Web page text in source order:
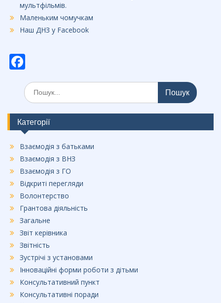
мультфільмів.
Маленьким чомучкам
Наш ДНЗ у Facebook
ac
e
b
o
o
k
Шукати:
Категорії
Взаємодія з батьками
Взаємодія з ВНЗ
Взаємодія з ГО
Відкриті перегляди
Волонтерство
Грантова діяльність
Загальне
Звіт керівника
Звітність
Зустрічі з установами
Інноваційні форми роботи з дітьми
Консультативний пункт
Консультативні поради